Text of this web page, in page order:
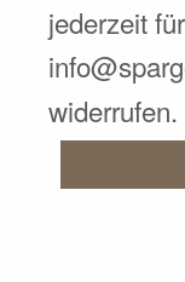
jederzeit
widerrufen.